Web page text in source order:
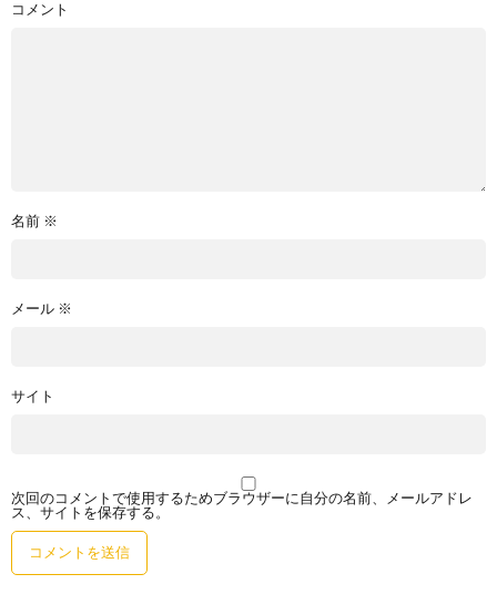
コメント
名前 ※
メール ※
サイト
次回のコメントで使用するためブラウザーに自分の名前、メールアドレ
ス、サイトを保存する。